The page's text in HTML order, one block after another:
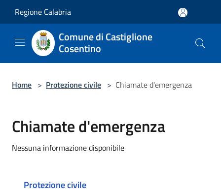
Regione Calabria
Comune di Castiglione
Cosentino
Home > Protezione civile > Chiamate d'emergenza
Chiamate d'emergenza
Nessuna informazione disponibile
Protezione civile